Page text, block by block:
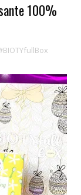
100%